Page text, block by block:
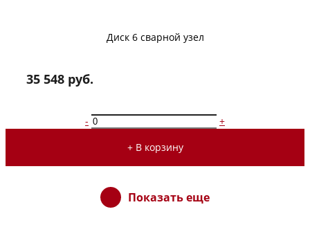
Диск 6 сварной узел
35 548 руб.
-
+
+ В корзину
Показать еще